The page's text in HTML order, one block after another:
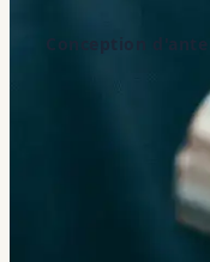
Conception